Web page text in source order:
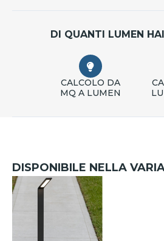
DI QUANTI LUMEN
CALCOLO DA
MQ A LUMEN
DISPONIBILE NELLA